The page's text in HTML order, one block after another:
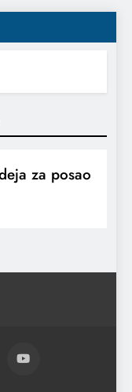
za posao